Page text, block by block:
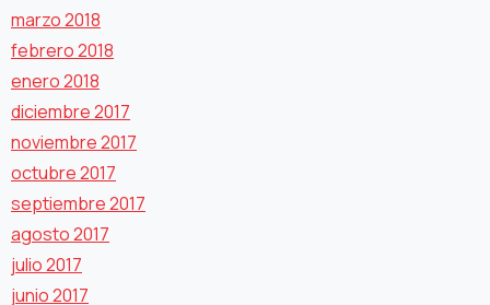
marzo 2018
febrero 2018
enero 2018
diciembre 2017
noviembre 2017
octubre 2017
septiembre 2017
agosto 2017
julio 2017
junio 2017